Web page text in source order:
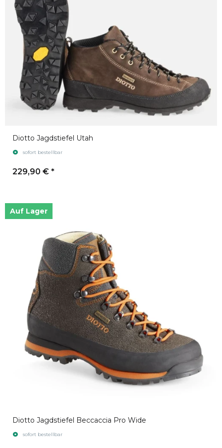
Diotto Jagdstiefel Utah
sofort bestellbar
229,90 € *
Auf Lager
Diotto Jagdstiefel Beccaccia Pro Wide
sofort bestellbar